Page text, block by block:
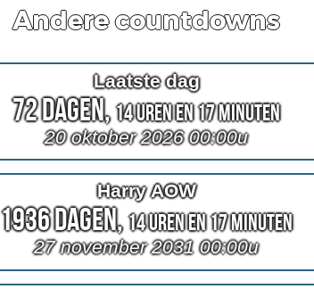
Andere countdowns
Laatste dag
72 Dagen,14 Uren en 17 Minuten
20 oktober 2026 00:00u
Harry AOW
1936 Dagen,14 Uren en 17 Minuten
27 november 2031 00:00u